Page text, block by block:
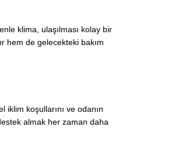
klima, ulaşılması kolay bir
hem de gelecekteki bakım
iklim koşullarını ve odanın
almak her zaman daha